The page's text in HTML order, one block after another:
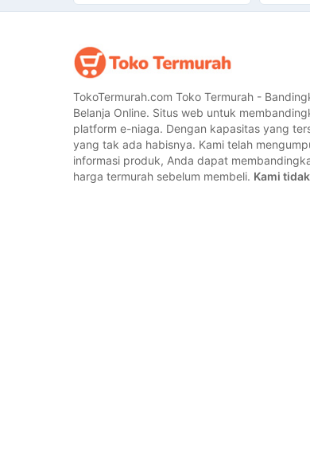
TokoTermurah.com Toko Termurah -
Belanja Online. Situs web untuk
platform e-niaga. Dengan kapasitas yang
yang tak ada habisnya. Kami telah
informasi produk, Anda dapat
harga termurah sebelum membeli. Kami